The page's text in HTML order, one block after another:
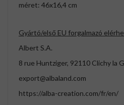
méret: 46x16,4 cm
Gyártó/első EU forgalmazó
Albert S.A.
8 rue Huntziger, 92110 Clichy la
export@albaland.com
https://alba-creation.com/fr/en/